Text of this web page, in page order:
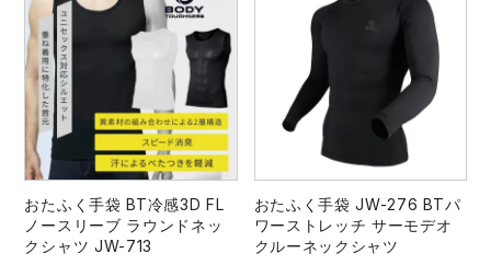
おたふく手袋 BT冷感3D FL
ノースリーブ ラウンドネッ
クシャツ JW-713
おたふく手袋 JW-276 BTパ
ワーストレッチ サーモデオ
クルーネックシャツ